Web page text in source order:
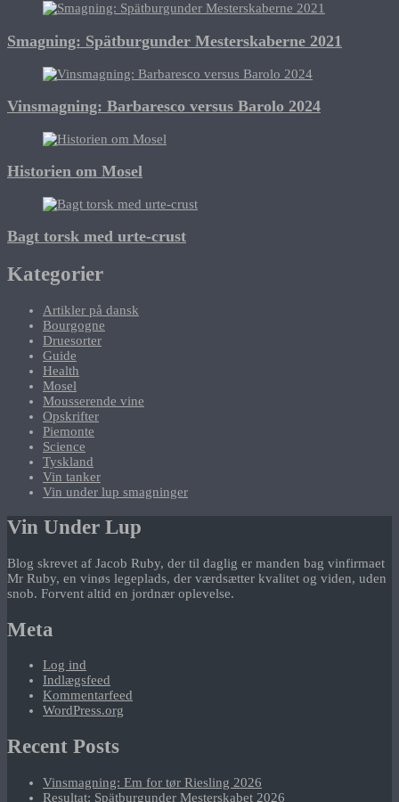
Smagning: Spätburgunder Mesterskaberne 2021
Vinsmagning: Barbaresco versus Barolo 2024
Historien om Mosel
Bagt torsk med urte-crust
Kategorier
Artikler på dansk
Bourgogne
Druesorter
Guide
Health
Mosel
Mousserende vine
Opskrifter
Piemonte
Science
Tyskland
Vin tanker
Vin under lup smagninger
Vin Under Lup
Blog skrevet af Jacob Ruby, der til daglig er manden bag vinfirmaet
Mr Ruby, en vinøs legeplads, der værdsætter kvalitet og viden, uden
snob. Forvent altid en jordnær oplevelse.
Meta
Log ind
Indlægsfeed
Kommentarfeed
WordPress.org
Recent Posts
Vinsmagning: Em for tør Riesling 2026
Resultat: Spätburgunder Mesterskabet 2026